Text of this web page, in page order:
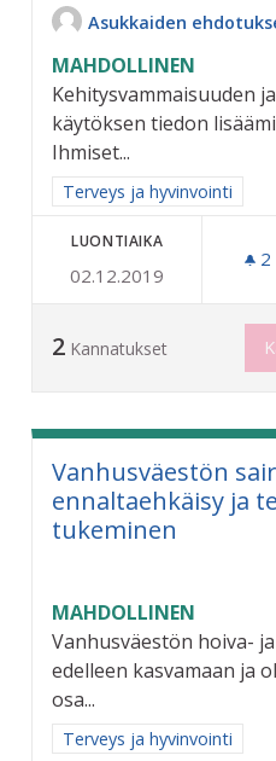
Asukkaiden
MAHDOLLINEN
Kehitysvammaisuuden
käytöksen tiedon
Ihmiset...
Rajaa tulokset aihepiirin
Terveys ja hyvinvointi
LUONTIAIKA
02.12.2019
2
2 Kannatukset
Vanhusväestön
ennaltaehkäisy ja
tukeminen
MAHDOLLINEN
Vanhusväestön hoiva-
edelleen kasvamaan ja
osa...
Rajaa tulokset aihepiirin
Terveys ja hyvinvointi